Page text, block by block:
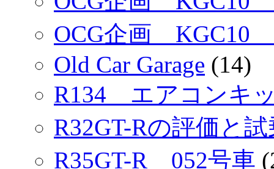
OCG企画 KGC10
Old Car Garage (14)
R134 エアコンキ
R32GT-Rの評価と
R35GT-R 052号車